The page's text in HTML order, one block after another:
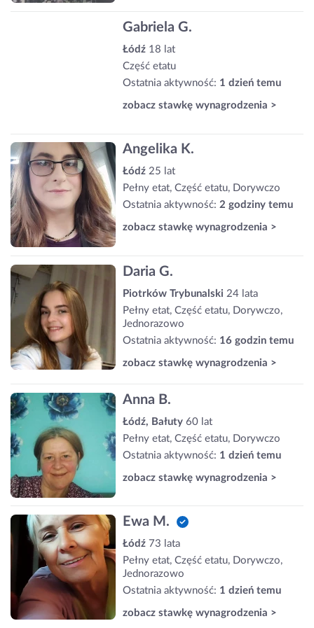
Gabriela G.
Łódź 18 lat
Część etatu
Ostatnia aktywność: 1 dzień temu
zobacz stawkę wynagrodzenia >
Angelika K.
Łódź 25 lat
Pełny etat, Część etatu, Dorywczo
Ostatnia aktywność: 2 godziny temu
zobacz stawkę wynagrodzenia >
Daria G.
Piotrków Trybunalski 24 lata
Pełny etat, Część etatu, Dorywczo,
Jednorazowo
Ostatnia aktywność: 16 godzin temu
zobacz stawkę wynagrodzenia >
Anna B.
Łódź, Bałuty 60 lat
Pełny etat, Część etatu, Dorywczo
Ostatnia aktywność: 1 dzień temu
zobacz stawkę wynagrodzenia >
Ewa M.
Łódź 73 lata
Pełny etat, Część etatu, Dorywczo,
Jednorazowo
Ostatnia aktywność: 1 dzień temu
zobacz stawkę wynagrodzenia >